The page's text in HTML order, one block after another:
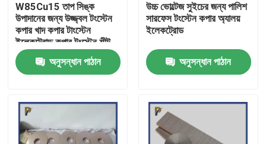
বাড়ি
W85Cu15 তাপ সিঙ্ক
উপাদানের জন্য উজ্জ্বল টংস্টেন
কপার খাদ কপার টাংস্টেন
ইলেকট্রোড কপার টুংস্টেন শীট
উপাদান
অনুসন্ধান পাঠান
উচ্চ ভোল্টেজ সুইচের জন্য পালিশ
সারফেস টংস্টেন কপার অ্যালয়
ইলেকট্রোড
অনুসন্ধান পাঠান